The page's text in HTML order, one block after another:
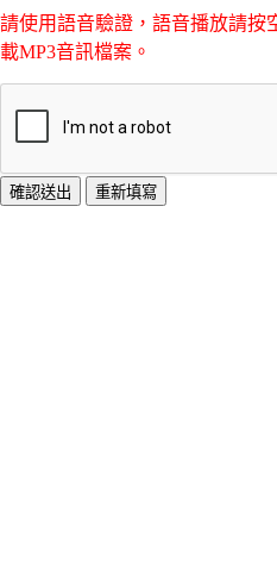
請使用語音驗證，語音播放請按
載MP3音訊檔案。